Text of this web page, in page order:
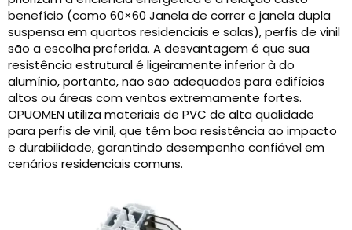
benefício (como 60×60 Janela de correr e janela dupla
suspensa em quartos residenciais e salas), perfis de vinil
são a escolha preferida. A desvantagem é que sua
resistência estrutural é ligeiramente inferior à do
alumínio, portanto, não são adequados para edifícios
altos ou áreas com ventos extremamente fortes.
OPUOMEN utiliza materiais de PVC de alta qualidade
para perfis de vinil, que têm boa resistência ao impacto
e durabilidade, garantindo desempenho confiável em
cenários residenciais comuns.